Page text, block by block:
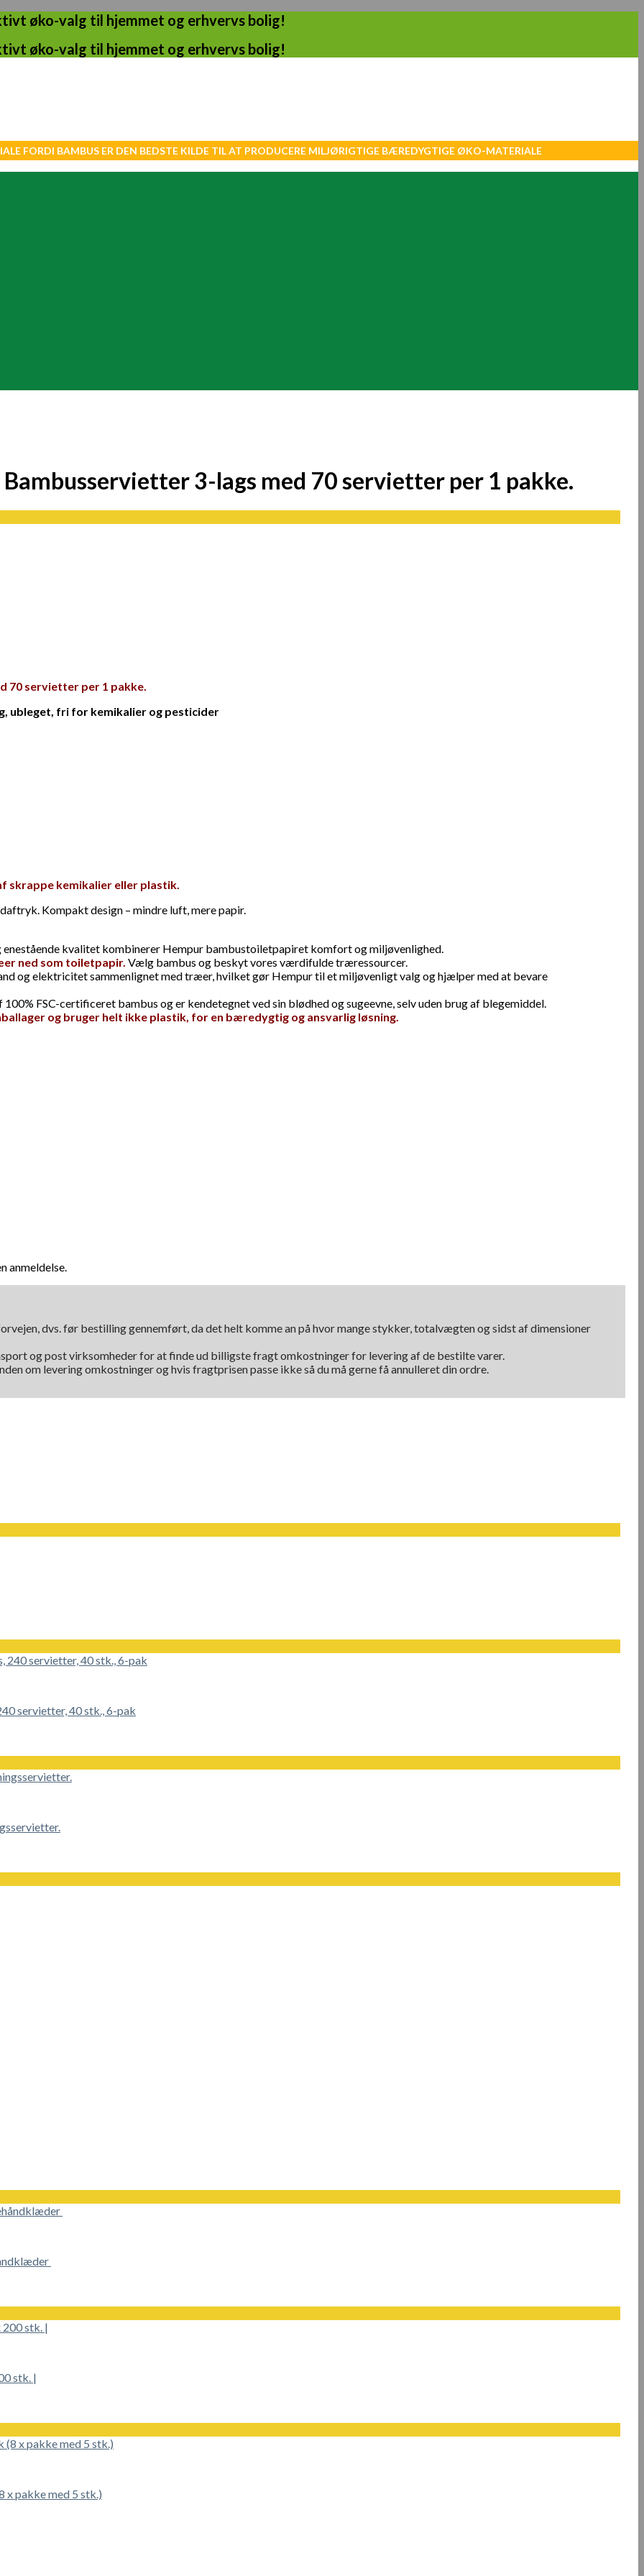
øko-valg til hjemmet og erhvervs bolig!
øko-valg til hjemmet og erhvervs bolig!
FORDI BAMBUS ER DEN BEDSTE KILDE TIL AT PRODUCERE MILJØRIGTIGE BÆREDYGTIGE ØKO-MATERIALE
3-lags med 70 servietter per 1 pakke.
70 servietter per 1 pakke.
ubleget, fri for kemikalier og pesticider
skrappe kemikalier eller plastik.
Kompakt design – mindre luft, mere papir.
kvalitet kombinerer Hempur bambustoiletpapiret komfort og miljøvenlighed.
ned som toiletpapir. Vælg bambus og beskyt vores værdifulde træressourcer.
og elektricitet sammenlignet med træer, hvilket gør Hempur til et miljøvenligt valg og hjælper med at bevare
FSC-certificeret bambus og er kendetegnet ved sin blødhed og sugeevne, selv uden brug af blegemiddel.
og bruger helt ikke plastik, for en bæredygtig og ansvarlig løsning.
anmeldelse.
dvs. før bestilling gennemført, da det helt komme an på hvor mange stykker, totalvægten og sidst af dimensioner
og post virksomheder for at finde ud billigste fragt omkostninger for levering af de bestilte varer.
om levering omkostninger og hvis fragtprisen passe ikke så du må gerne få annulleret din ordre.
servietter, 40 stk., 6-pak
stk. |
x pakke med 5 stk.)